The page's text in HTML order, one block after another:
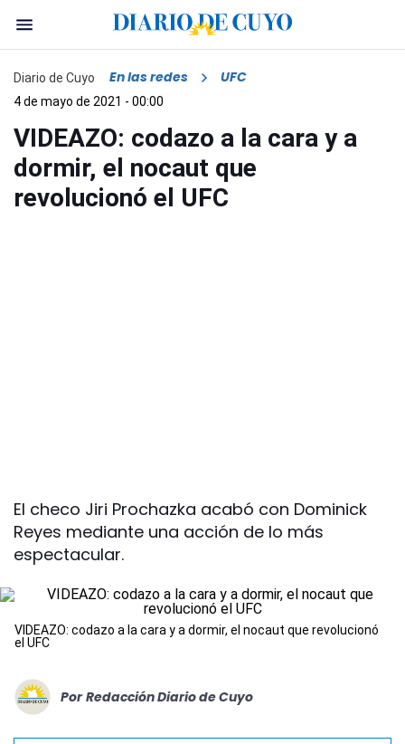
Diario de Cuyo En las redes UFC
4 de mayo de 2021 - 00:00
VIDEAZO: codazo a la cara y a
dormir, el nocaut que
revolucionó el UFC
El checo Jiri Prochazka acabó con Dominick
Reyes mediante una acción de lo más
espectacular.
VIDEAZO: codazo a la cara y a dormir, el nocaut que revolucionó
el UFC
Por Redacción Diario de Cuyo